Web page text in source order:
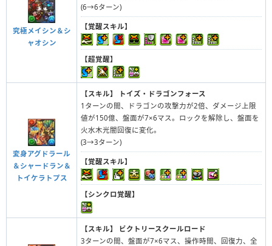
究極メイシン＆シ
ャオシン
(6→6ターン)
【覚醒スキル】
【超覚醒】
変身アグドラール
＆シャードラン＆
トイケラトプス
【スキル】
トイズ・ドラゴンフォース
1ターンの間、ドラゴンの攻撃力が2倍、ダメージ上限
値が150億、盤面が7×6マス。ロックを解除し、盤面を
火水木光闇回復に変化。
(3→3ターン)
【覚醒スキル】
【シンクロ覚醒】
【スキル】
ビクトリースクールロード
3ターンの間、盤面が7×6マス、操作時間、回復力、全